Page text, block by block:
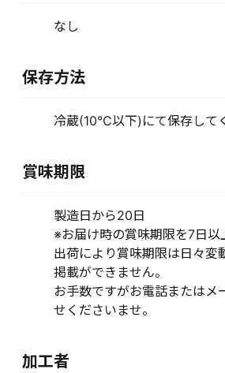
なし
保存方法
冷蔵(10℃以下)にて保存して
賞味期限
製造日から20日
※お届け時の賞味期限を7日以
出荷により賞味期限は日々変
掲載ができません。
お手数ですがお電話またはメ
せくださいませ。
加工者